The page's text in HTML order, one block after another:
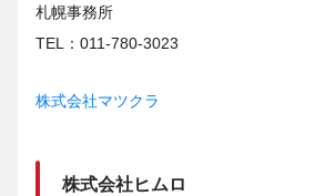
札幌事務所
TEL：011-780-3023
株式会社マツクラ
株式会社ヒムロ